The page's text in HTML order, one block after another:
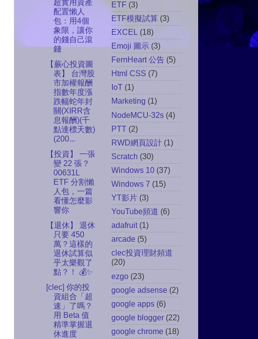
超實用資產
配置懶人
包：用4個
象限，讓你
的錢自己滾
錢
【蕨心投資圖
表】 台灣股
市加權報酬
指數年度漲
跌幅蛇年封
關(XIRR含
息報酬)(千
點達標天數)
(200...
【投資】 一張
變 22 張？
00631L
ETF 分割懶
人包，一篇
看懂怎麼影
響你
【退休】 退休
只要 450
萬？這樣的
退休試算似
乎太樂觀了
點？！ 💰✨
[clec] 你的投
資組合「超
速」了嗎？
用 Beta 值
精準掌握退
休進度
ETF (3)
ETF模擬試算 (3)
EXCEL (18)
Emoji 圖示 (3)
FernHeart 公告 (5)
Html CSS (7)
IoT (1)
Marketing (1)
NodeMCU-32s (4)
PTT (2)
RWD網頁設計 (1)
Scratch (30)
Windows 10 (37)
Windows 7 (15)
YT影片 (3)
YouTube頻道 (6)
adafruit (1)
arcade (5)
clec投資理財頻道
(20)
ezgo (23)
google adsense (2)
google apps (6)
google blogger (22)
google chrome (18)